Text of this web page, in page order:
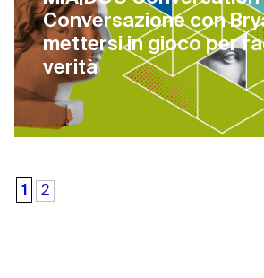
Conversazione con
mettersi in gioco per
verità
1 2